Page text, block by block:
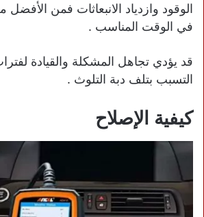
الوقود وازدياد الانبعاثات فمن
في الوقت المناسب .
قد يؤدي تجاهل المشكلة والقيادة
التسبب بتلف دبة التلوث .
كيفية الإصلاح